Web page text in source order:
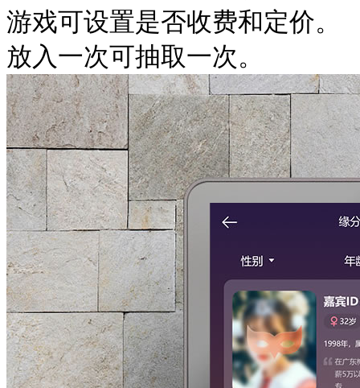
游戏可设置是否收费和定价。
放入一次可抽取一次。